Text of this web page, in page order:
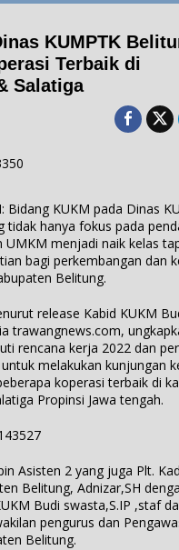
KUMPTK
Terbaik di
Salatiga
Bidang KUKM pada Dinas
tidak hanya fokus pada
UMKM menjadi naik kelas
bagi perkembangan dan
Belitung.
release Kabid KUKM
trawangnews.com,
rencana kerja 2022 dan
melakukan kunjungan
koperasi terbaik di
Propinsi Jawa tengah.
Asisten 2 yang juga Plt.
Belitung, Adnizar,SH
Budi swasta,S.IP ,staf
pengurus dan
Belitung.